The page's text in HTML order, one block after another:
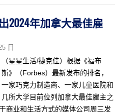
2024年加拿大最佳雇
日
（星星生活/捷克佳）根据《福布
斯》（Forbes）最新发布的排名，
一家巧克力制造商、一家儿童医院和
几所大学目前位列加拿大最佳雇主之
商业和生活方式的媒体公司周三发